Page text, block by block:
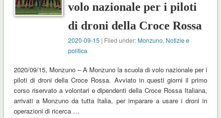
volo nazionale per i piloti
di droni della Croce Rossa
2020-09-15 | Filed under:Monzuno, Notizie e
politica
2020/09/15, Monzuno – A Monzuno la scuola di volo nazionale per i
piloti di droni della Croce Rossa. Avviato in questi giorni il primo
corso riservato a volontari e dipendenti della Croce Rossa Italiana,
arrivati a Monzuno da tutta Italia, per imparare a usare i droni in
operazioni di ricerca …